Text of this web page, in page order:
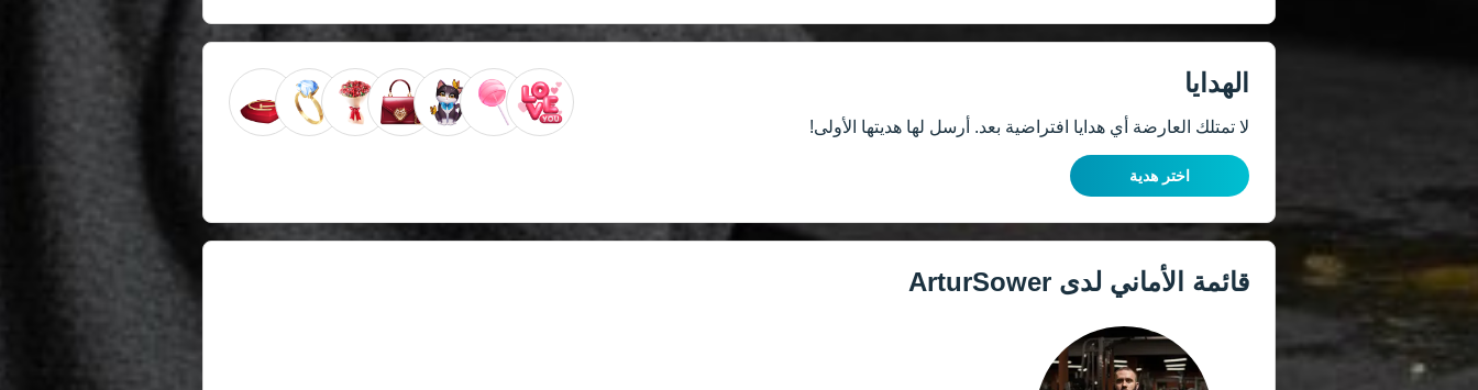
الهدايا
لا تمتلك العارضة أي هدايا افتراضية بعد. أرسل لها هديتها الأولى!
اختر هدية
قائمة الأماني لدى ArturSower